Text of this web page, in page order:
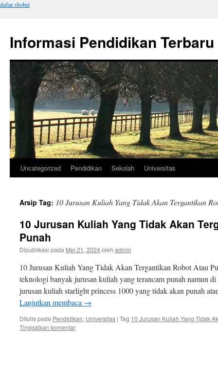
daftar sbobet
Informasi Pendidikan Terbaru
Langsung
Uncategorized Pendidikan Sekolah Universitas
Arsip Tag: 10 Jurusan Kuliah Yang Tidak Akan Tergantikan
10 Jurusan Kuliah Yang Tidak Akan
Punah
Dipublikasi pada Mei 21, 2024oleh admin
10 Jurusan Kuliah Yang Tidak Akan Tergantikan Robot Atau
teknologi banyak jurusan kuliah yang terancam punah namun di
jurusan kuliah starlight princess 1000 yang tidak akan punah
Lanjutkan membaca →
Ditulis pada Pendidikan, Universitas | Tag 10 Jurusan Kuliah Yang Tidak
Tinggalkan komentar